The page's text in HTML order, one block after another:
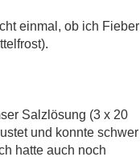
einmal, ob ich Fieber
Salzlösung (3 x 20
und konnte schwer
hatte auch noch